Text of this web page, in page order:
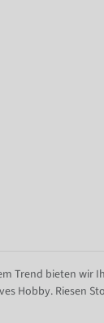
Trend bieten wir
Hobby. Riesen